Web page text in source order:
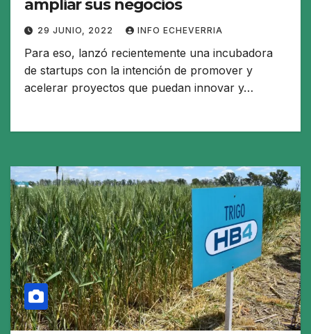
ampliar sus negocios
29 JUNIO, 2022 INFO ECHEVERRIA
Para eso, lanzó recientemente una incubadora
de startups con la intención de promover y
acelerar proyectos que puedan innovar y…